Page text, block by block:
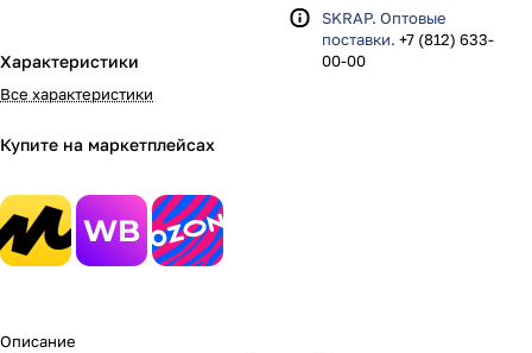
Характеристики
Все характеристики
Купите на маркетплейсах
SKRAP. Оптовые
поставки. +7 (812) 633-
00-00
Описание